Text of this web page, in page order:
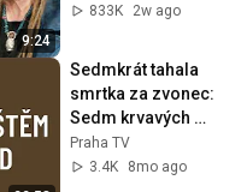
9:24
833K
2w ago
Sedmkrát tahala
smrtka za zvonec:
Sedm krvavých
poprav, které
Staroměstské
Praha TV
3.4K
8mo ago